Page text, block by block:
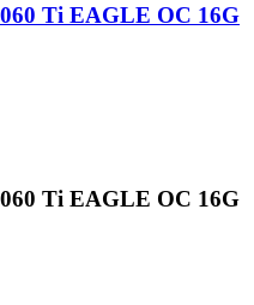
Ti EAGLE OC 16G
Ti EAGLE OC 16G